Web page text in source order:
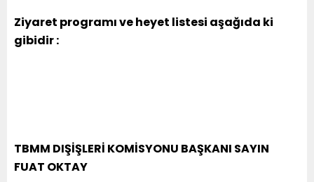
Ziyaret programı ve heyet listesi aşağıda ki
gibidir :
TBMM DIŞİŞLERİ KOMİSYONU BAŞKANI SAYIN
FUAT OKTAY